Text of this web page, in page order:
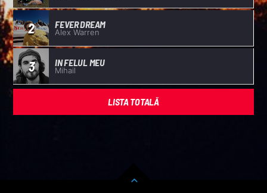
2 FEVER DREAM
Alex Warren
3 IN FELUL MEU
Mihail
LISTA TOTALĂ